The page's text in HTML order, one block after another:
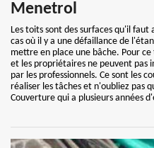
Menetrol
Les toits sont des surfaces qu'il
cas où il y a une défaillance de
mettre en place une bâche. Pour
et les propriétaires ne peuvent pas
par les professionnels. Ce sont les
réaliser les tâches et n'oubliez pas
Couverture qui a plusieurs années